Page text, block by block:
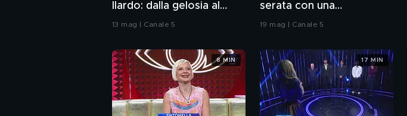
Ilardo: dalla gelosia al
13 mag | Canale 5
serata con una
coreografia
19 mag | Canale 5
8 MIN 17 MIN